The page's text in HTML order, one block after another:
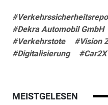
#Dekra Automobil GmbH
#Verkehrstote
#Vision
#Digitalisierung
#Car2X
MEISTGELESEN